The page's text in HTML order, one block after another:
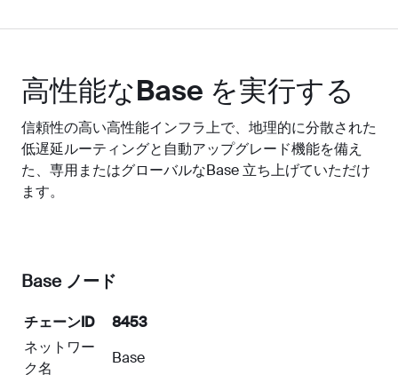
高性能なBase を実行する
信頼性の高い高性能インフラ上で、地理的に分散された
低遅延ルーティングと自動アップグレード機能を備え
た、専用またはグローバルなBase 立ち上げていただけ
ます。
Base ノード
チェーンID
8453
ネットワー
ク名
Base